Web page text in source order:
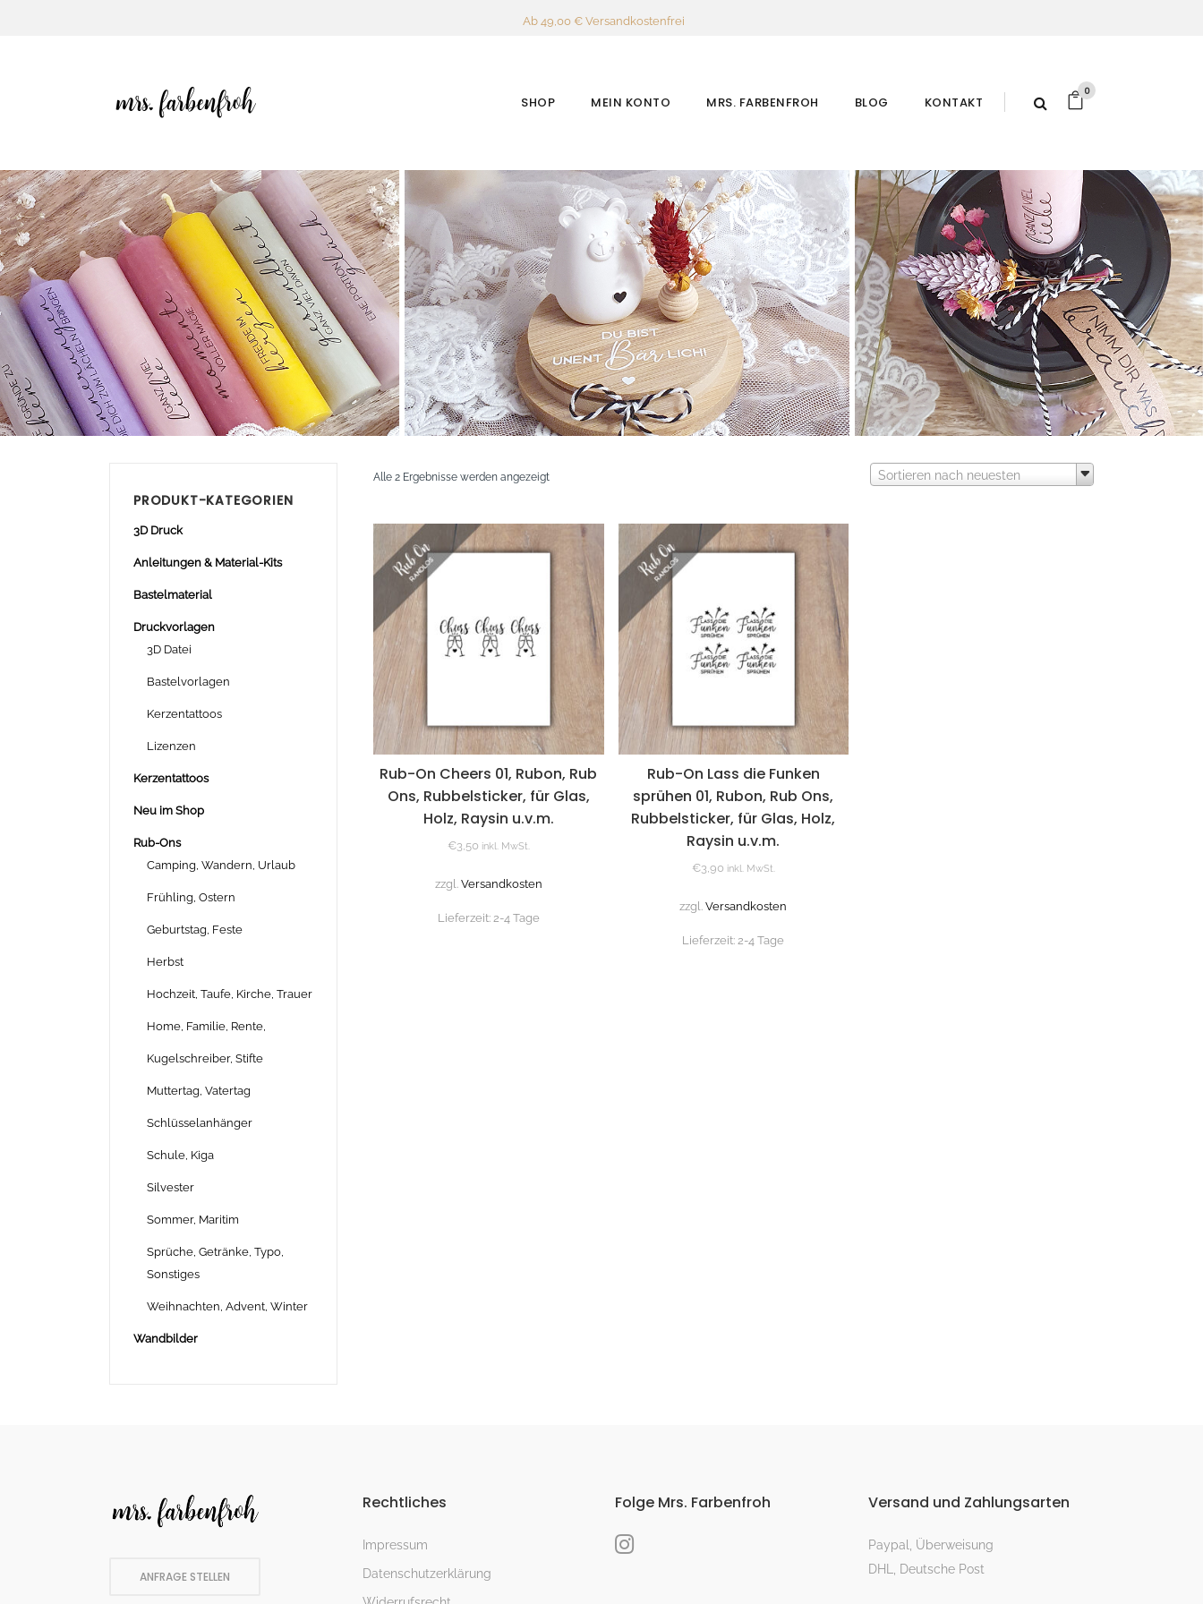
Ab 49,00 € Versandkostenfrei
SHOP MEIN KONTO MRS. FARBENFROH BLOG KONTAKT
0
PRODUKT-KATEGORIEN
3D Druck
Anleitungen & Material-Kits
Bastelmaterial
Druckvorlagen
3D Datei
Bastelvorlagen
Kerzentattoos
Lizenzen
Kerzentattoos
Neu im Shop
Rub-Ons
Camping, Wandern, Urlaub
Frühling, Ostern
Geburtstag, Feste
Herbst
Hochzeit, Taufe, Kirche, Trauer
Home, Familie, Rente,
Kugelschreiber, Stifte
Muttertag, Vatertag
Schlüsselanhänger
Schule, Kiga
Silvester
Sommer, Maritim
Sprüche, Getränke, Typo,
Sonstiges
Weihnachten, Advent, Winter
Wandbilder
Alle 2 Ergebnisse werden angezeigtNach
sortiert
Sortieren nach neuesten
Rub-On Cheers 01, Rubon, Rub
Ons, Rubbelsticker, für Glas,
Holz, Raysin u.v.m.
€3,50 inkl. MwSt.
zzgl. Versandkosten
Lieferzeit: 2-4 Tage
Rub-On Lass die Funken
sprühen 01, Rubon, Rub Ons,
Rubbelsticker, für Glas, Holz,
Raysin u.v.m.
€3,90 inkl. MwSt.
zzgl.Versandkosten
Lieferzeit:2-4 Tage
ANFRAGE STELLEN
Rechtliches
Impressum
Datenschutzerklärung
Folge Mrs. Farbenfroh Versand und Zahlungsarten
Paypal, Überweisung
DHL, Deutsche Post